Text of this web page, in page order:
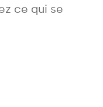
ce qui se